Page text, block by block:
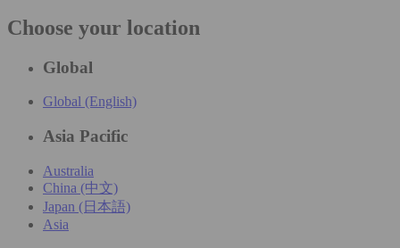
Choose your location
Global
Global (English)
Asia Pacific
Australia
China (中文)
Japan (日本語)
Asia